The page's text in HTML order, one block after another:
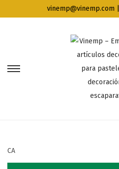
vinemp@vinemp.com
CA